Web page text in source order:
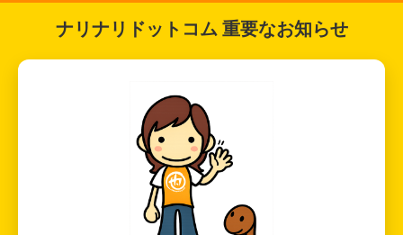
ナリナリドットコム 重要なお知らせ